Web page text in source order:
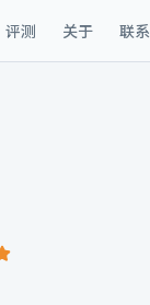
评测 关于 联系